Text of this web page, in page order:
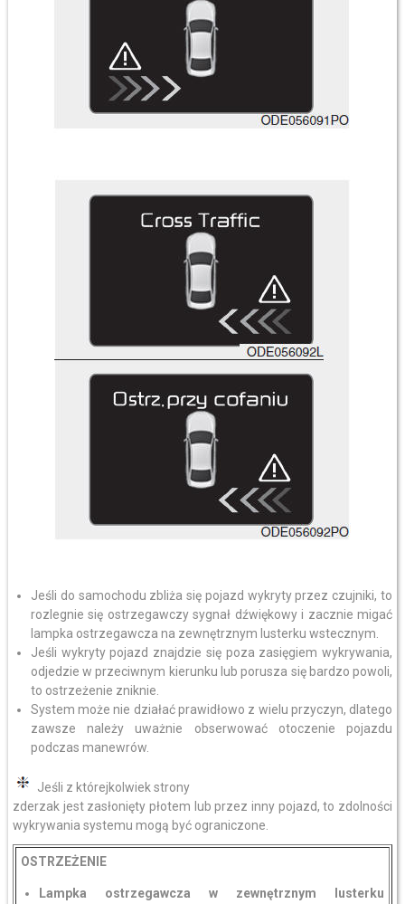
Jeśli do samochodu zbliża się pojazd wykryty przez czujniki, to
rozlegnie się ostrzegawczy sygnał dźwiękowy i zacznie migać
lampka ostrzegawcza na zewnętrznym lusterku wstecznym.
Jeśli wykryty pojazd znajdzie się poza zasięgiem wykrywania,
odjedzie w przeciwnym kierunku lub porusza się bardzo powoli,
to ostrzeżenie zniknie.
System może nie działać prawidłowo z wielu przyczyn, dlatego
zawsze należy uważnie obserwować otoczenie pojazdu
podczas manewrów.
Jeśli z którejkolwiek strony
zderzak jest zasłonięty płotem lub przez inny pojazd, to zdolności
wykrywania systemu mogą być ograniczone.
OSTRZEŻENIE
Lampka ostrzegawcza w zewnętrznym lusterku